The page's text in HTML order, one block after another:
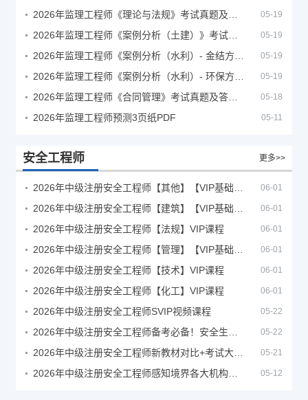
05-19
05-19
05-19
05-19
05-18
2026年监理工程师预测3页纸PDF 05-11
安全工程师 更多>>
06-01
06-01
2026年中级注册安全工程师【法规】VIP课程 06-01
06-01
2026年中级注册安全工程师【技术】VIP课程 06-01
2026年中级注册安全工程师【化工】VIP课程 06-01
2026年中级注册安全工程师SVIP视频课程 05-22
05-22
05-21
05-12